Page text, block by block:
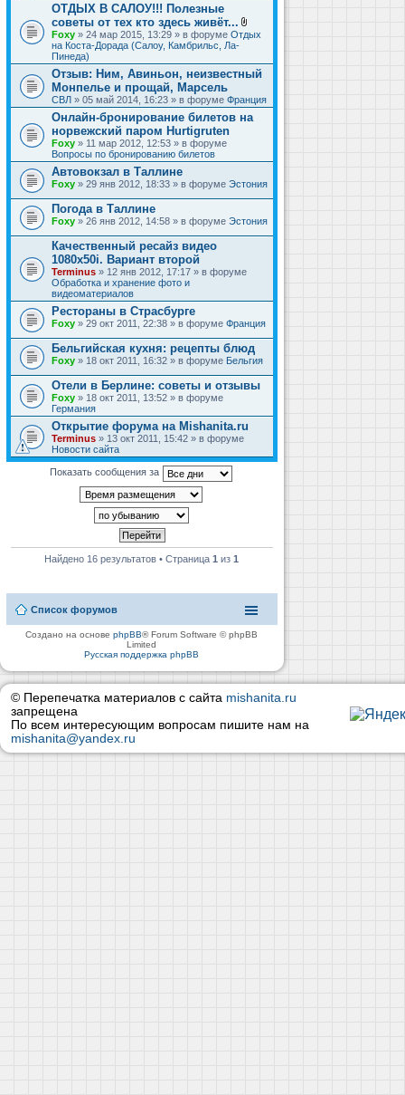
ОТДЫХ В САЛОУ!!! Полезные
советы от тех кто здесь живёт...
В
л
ж
е
и
я
Foxy » 24 мар 2015, 13:29 » в форуме Отдых
на Коста-Дорада (Салоу, Камбрильс, Ла-
Пинеда)
Отзыв: Ним, Авиньон, неизвестный
Монпелье и прощай, Марсель
СВЛ » 05 май 2014, 16:23 » в форуме Франция
Онлайн-бронирование билетов на
норвежский паром Hurtigruten
Foxy » 11 мар 2012, 12:53 » в форуме
Вопросы по бронированию билетов
Автовокзал в Таллине
Foxy » 29 янв 2012, 18:33 » в форуме Эстония
Погода в Таллине
Foxy » 26 янв 2012, 14:58 » в форуме Эстония
Качественный ресайз видео
1080x50i. Вариант второй
Terminus » 12 янв 2012, 17:17 » в форуме
Обработка и хранение фото и
видеоматериалов
Рестораны в Страсбурге
Foxy » 29 окт 2011, 22:38 » в форуме Франция
Бельгийская кухня: рецепты блюд
Foxy » 18 окт 2011, 16:32 » в форуме Бельгия
Отели в Берлине: советы и отзывы
Foxy » 18 окт 2011, 13:52 » в форуме
Германия
Открытие форума на Mishanita.ru
Terminus » 13 окт 2011, 15:42 » в форуме
Новости сайта
Показать сообщения за
Найдено 16 результатов • Страница1 из1
Список форумов
Создано на основеphpBB® Forum Software © phpBB
Limited
Русская поддержка phpBB
© Перепечатка материалов с сайта mishanita.ru
запрещена
По всем интересующим вопросам пишите нам на
mishanita@yandex.ru